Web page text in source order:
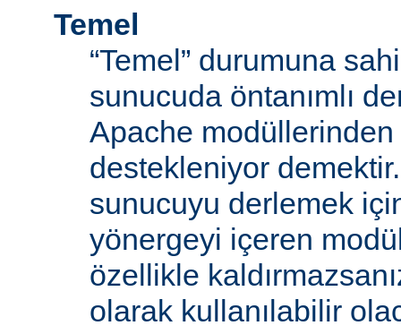
Temel
“Temel” durumuna
sunucuda öntanımlı
Apache modüllerinden
destekleniyor
sunucuyu derlemek
yönergeyi içeren
özellikle
olarak kullanılabilir